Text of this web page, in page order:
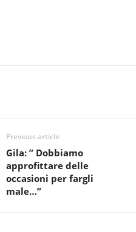
Previous article
Gila: ” Dobbiamo
approfittare delle
occasioni per fargli
male…”